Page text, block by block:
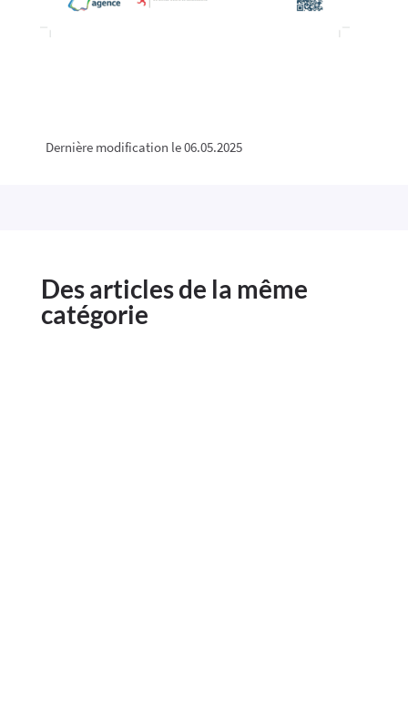
Dernière modification le 06.05.2025
Des articles de la même
catégorie